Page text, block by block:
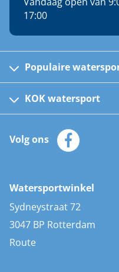
17:00
Populaire
Kinder reddingsvesten
Automatische
Zeilkleding
Zonnepanelen
AIS transponders
Stootwillen en fenders
Bootkussens
Zwemtrappen
KOK watersport
Klantenservice
Merken
Volg ons
Watersportwinkel
Sydneystraat 72
3047 BP Rotterdam
Route